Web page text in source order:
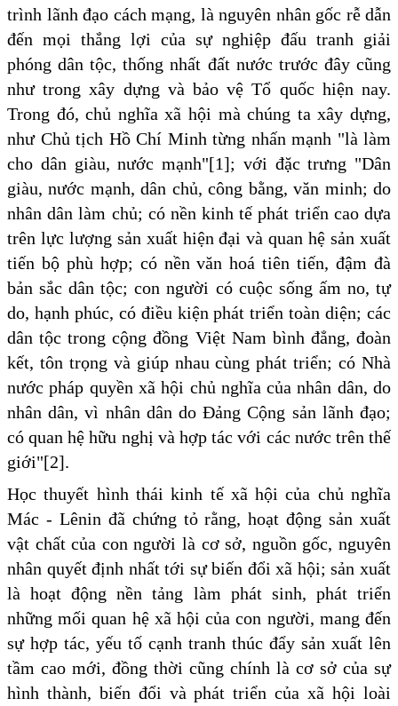
trình lãnh đạo cách mạng, là nguyên nhân gốc rễ dẫn
đến mọi thắng lợi của sự nghiệp đấu tranh giải
phóng dân tộc, thống nhất đất nước trước đây cũng
như trong xây dựng và bảo vệ Tổ quốc hiện nay.
Trong đó, chủ nghĩa xã hội mà chúng ta xây dựng,
như Chủ tịch Hồ Chí Minh từng nhấn mạnh "là làm
cho dân giàu, nước mạnh"[1]; với đặc trưng "Dân
giàu, nước mạnh, dân chủ, công bằng, văn minh; do
nhân dân làm chủ; có nền kinh tế phát triển cao dựa
trên lực lượng sản xuất hiện đại và quan hệ sản xuất
tiến bộ phù hợp; có nền văn hoá tiên tiến, đậm đà
bản sắc dân tộc; con người có cuộc sống ấm no, tự
do, hạnh phúc, có điều kiện phát triển toàn diện; các
dân tộc trong cộng đồng Việt Nam bình đẳng, đoàn
kết, tôn trọng và giúp nhau cùng phát triển; có Nhà
nước pháp quyền xã hội chủ nghĩa của nhân dân, do
nhân dân, vì nhân dân do Đảng Cộng sản lãnh đạo;
có quan hệ hữu nghị và hợp tác với các nước trên thế
giới"[2].
Học thuyết hình thái kinh tế xã hội của chủ nghĩa
Mác - Lênin đã chứng tỏ rằng, hoạt động sản xuất
vật chất của con người là cơ sở, nguồn gốc, nguyên
nhân quyết định nhất tới sự biến đổi xã hội; sản xuất
là hoạt động nền tảng làm phát sinh, phát triển
những mối quan hệ xã hội của con người, mang đến
sự hợp tác, yếu tố cạnh tranh thúc đẩy sản xuất lên
tầm cao mới, đồng thời cũng chính là cơ sở của sự
hình thành, biến đổi và phát triển của xã hội loài